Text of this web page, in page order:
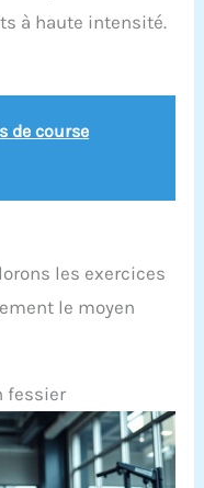
à haute intensité.
de course
les exercices
le moyen
fessier